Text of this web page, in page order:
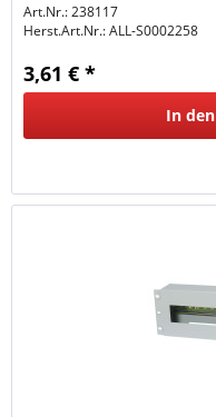
Art.Nr.: 238117
Herst.Art.Nr.:ALL-S0002258
3,61 € *
In den